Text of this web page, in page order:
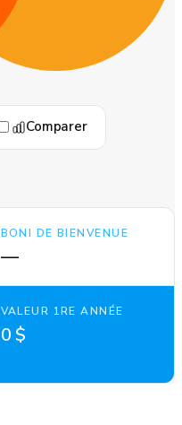
Comparer
BONI DE BIENVENUE
—
VALEUR 1RE ANNÉE
0 $